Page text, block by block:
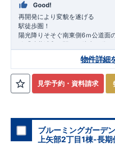
Good!
再開発により変貌を遂げる
駅徒歩圏！
陽光降りそそぐ南東側6ｍ公道面
線「 武蔵浦和 」駅まで徒歩15 分
JR埼京線「北戸田
​◆設計・建設性能評価ｗ取得！
宅性能評価】​建物設計段
評価しております！ ​ 【建設 住
関
により、建物完成までに 計4回
優れた断熱等性能５を取得！​ ​
り、
性能に特化した 住宅です！
​◆子育て環境良好！ ​ 辻小学校
2（3）LDKの間取りプラン採用
族構成の変化に対応可能な可変型
ト付き！ ​ ​◆充実した設備！​冬
雨の日でも洗濯物が干せる
見学予約・資料請求
物件詳細
ブルーミングガーデ
上矢部2丁目1棟-長